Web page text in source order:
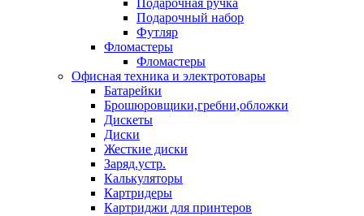
Подарочная ручка
Подарочный набор
Футляр
Фломастеры
Фломастеры
Офисная техника и электротовары
Батарейки
Брошюровщики,гребни,обложки
Дискеты
Диски
Жесткие диски
Заряд.устр.
Калькуляторы
Картридеры
Картриджи для принтеров